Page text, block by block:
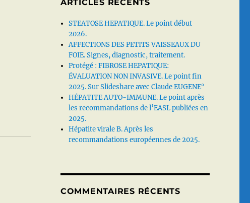
ARTICLES RÉCENTS
STEATOSE HEPATIQUE. Le point début
2026.
AFFECTIONS DES PETITS VAISSEAUX DU
FOIE. Signes, diagnostic, traitement.
Protégé : FIBROSE HEPATIQUE:
ÉVALUATION NON INVASIVE. Le point fin
2025. Sur Slideshare avec Claude EUGENE°
HÉPATITE AUTO-IMMUNE. Le point après
les recommandations de l’EASL publiées en
2025.
Hépatite virale B. Après les
recommandations européennes de 2025.
COMMENTAIRES RÉCENTS